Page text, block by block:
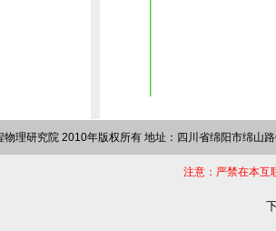
物理研究院 2010年版权所有 地址：四川省绵阳市绵山
注意：严禁在本互